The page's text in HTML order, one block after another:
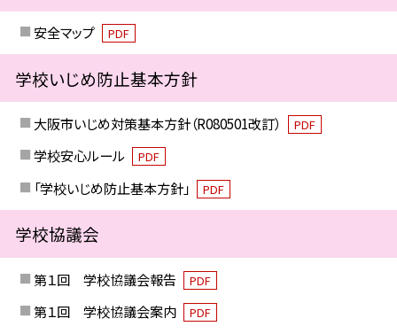
安全マップ PDF
学校いじめ防止基本方針
大阪市いじめ対策基本方針（R080501改訂） PDF
学校安心ルール PDF
「学校いじめ防止基本方針」 PDF
学校協議会
第１回 学校協議会報告 PDF
第１回 学校協議会案内 PDF